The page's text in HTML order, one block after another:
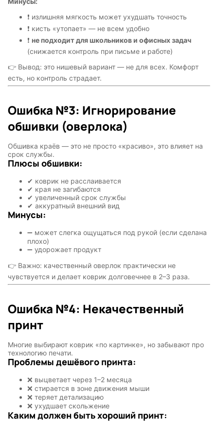
❗ излишняя мягкость может ухудшать точность
❗ кисть «утопает» — не всем удобно
❗ не подходит для школьников и офисных задач
(снижается контроль при письме и работе)
👉 Вывод: это нишевый вариант — не для всех. Комфорт
есть, но контроль страдает.
Ошибка №3: Игнорирование
обшивки (оверлока)
Обшивка краёв — это не просто «красиво», это влияет на
срок службы.
Плюсы обшивки:
✔ коврик не расслаивается
✔ края не загибаются
✔ увеличенный срок службы
✔ аккуратный внешний вид
Минусы:
➖ может слегка ощущаться под рукой (если сделана
плохо)
➖ удорожает продукт
👉 Важно: качественный оверлок практически не
чувствуется и делает коврик долговечнее в 2–3 раза.
Ошибка №4: Некачественный
принт
Многие выбирают коврик «по картинке», но забывают про
технологию печати.
Проблемы дешёвого принта:
❌ выцветает через 1–2 месяца
❌ стирается в зоне движения мыши
❌ теряет детализацию
❌ ухудшает скольжение
Каким должен быть хороший принт: